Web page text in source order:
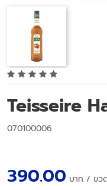
Teisseire
070100006
390.00 บาท / ขว